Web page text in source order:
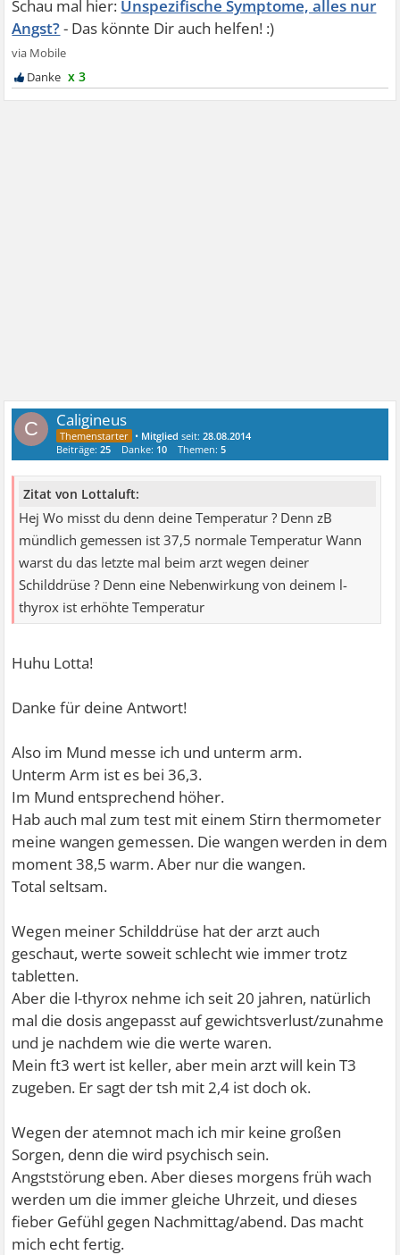
Unspezifische Symptome, alles nur
Angst?
x 3
C Caligineus
• Mitglied seit:28.08.2014
Beiträge:25 Danke: 10 Themen:5
Zitat von Lottaluft:
Hej Wo misst du denn deine Temperatur ? Denn zB
mündlich gemessen ist 37,5 normale Temperatur Wann
warst du das letzte mal beim arzt wegen deiner
Schilddrüse ? Denn eine Nebenwirkung von deinem l-
thyrox ist erhöhte Temperatur
Huhu Lotta!
Danke für deine Antwort!
Also im Mund messe ich und unterm arm.
Unterm Arm ist es bei 36,3.
Im Mund entsprechend höher.
Hab auch mal zum test mit einem Stirn thermometer
meine wangen gemessen. Die wangen werden in dem
moment 38,5 warm. Aber nur die wangen.
Total seltsam.
Wegen meiner Schilddrüse hat der arzt auch
geschaut, werte soweit schlecht wie immer trotz
tabletten.
Aber die l-thyrox nehme ich seit 20 jahren, natürlich
mal die dosis angepasst auf gewichtsverlust/zunahme
und je nachdem wie die werte waren.
Mein ft3 wert ist keller, aber mein arzt will kein T3
zugeben. Er sagt der tsh mit 2,4 ist doch ok.
Wegen der atemnot mach ich mir keine großen
Sorgen, denn die wird psychisch sein.
Angststörung eben. Aber dieses morgens früh wach
werden um die immer gleiche Uhrzeit, und dieses
fieber Gefühl gegen Nachmittag/abend. Das macht
mich echt fertig.